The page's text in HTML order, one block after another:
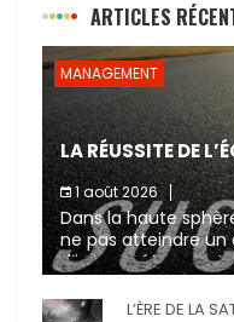
ARTICLES
MANAGEMENT
LA RÉUSSITE DE
1 août 2026
Dans la haute
ne pas atteindre
d’incompétence et
diverses
L’ÈRE DE LA